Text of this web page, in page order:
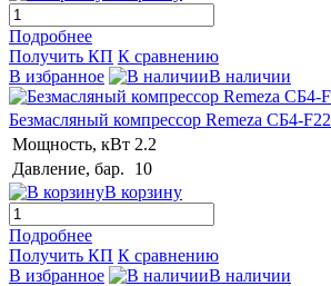
Подробнее
Получить КП К сравнению
В избранное
В наличии
Безмасляный компрессор Remeza СБ4-F22
Мощность, кВт 2.2
Давление, бар.
10
В корзину
Подробнее
Получить КП К сравнению
В избранное
В наличии